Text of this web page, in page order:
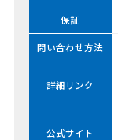
保証
問い合わせ方法
詳細リンク
公式サイト